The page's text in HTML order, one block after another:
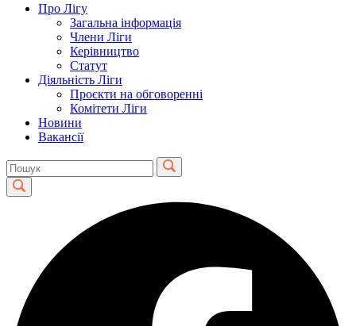
Про Лігу
Загальна інформація
Члени Ліги
Керівництво
Статут
Діяльність Ліги
Проєкти на обговоренні
Комітети Ліги
Новини
Вакансії